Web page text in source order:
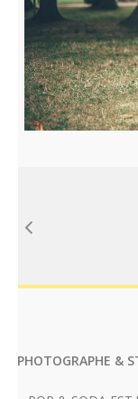
PHOTOGRAPHE &